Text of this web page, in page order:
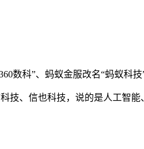
数科”、蚂蚁金服改名“蚂蚁科技
、信也科技，说的是人工智